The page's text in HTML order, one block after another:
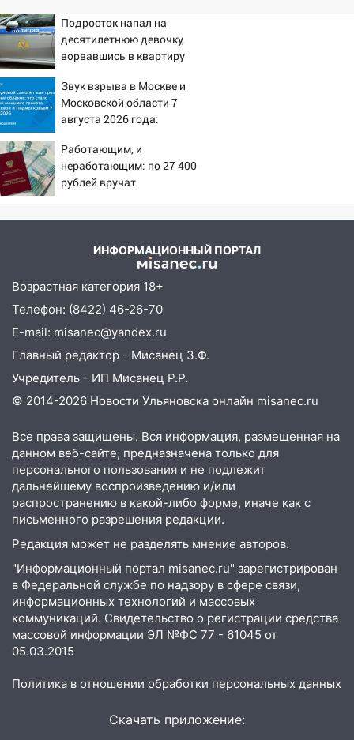
Ульяновской области перевозчик
провернул хитрую схему с чужими
проездными
Ульяновский алиментщик накопил
120 тысяч долга
11:49
Снят режим «Ракетная
опасность» на территории Ульяновской
области
11:30
Кабмин РФ разрешил до 1 июля
Соцсети: на Рябикова автомобиль
10:27 Где есть бензин в Ульяновске
10:16 Внимание! В Ульяновской области
объявлена ракетная опасность
10:00 В Старомайнском районе утонул
09:50 В Ульяновске черный коршун
застрял в тепловозе
09:44 Ульяновские спасатели помогли
юному велосипедисту на улице
Чернышевского
08:21
В Заволжском районе украли два
велосипеда
07:18 В Ульяновск идет
тридцатиградусная жара: какая будет
погода в четверг
юристы помогли женщине засудить УК
Кому 6 августа звезды сулят
Подросток напал на
десятилетнюю девочку,
ворвавшись в квартиру
Звук взрыва в Москве и
Московской области 7
августа 2026 года:
откуда был громкий
хлопок
Работающим, и
неработающим: по 27 400
рублей вручат
ИНФОРМАЦИОННЫЙ ПОРТАЛ
Возрастная категория 18+
Телефон: (8422) 46-26-70
E-mail: misanec@yandex.ru
Главный редактор - Мисанец З.Ф.
Учредитель - ИП Мисанец Р.Р.
© 2014-2026 Новости Ульяновска онлайн misanec.ru
Все права защищены. Вся информация, размещенная на
данном веб-сайте, предназначена только для
персонального пользования и не подлежит
дальнейшему воспроизведению и/или
распространению в какой-либо форме, иначе как с
письменного разрешения редакции.
Редакция может не разделять мнение авторов.
"Информационный портал misanec.ru" зарегистрирован
в Федеральной службе по надзору в сфере связи,
информационных технологий и массовых
коммуникаций. Свидетельство о регистрации средства
массовой информации ЭЛ №ФС 77 - 61045 от
05.03.2015
Политика в отношении обработки персональных данных
Скачать приложение: